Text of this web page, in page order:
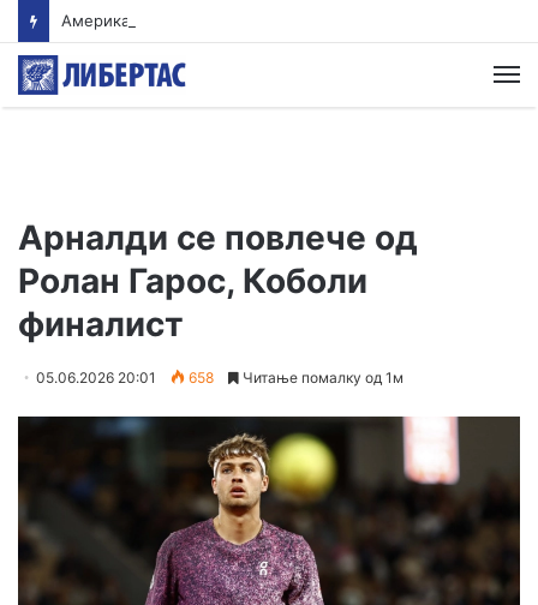
Арналди се повлече од
Ролан Гарос, Коболи
финалист
05.06.2026 20:01 658 Читање помалку од 1м